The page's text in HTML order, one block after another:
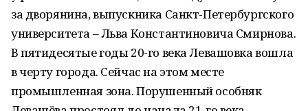
за дворянина, выпускника Санкт-Петербургского
университета – Льва Константиновича Смирнова.
В пятидесятые годы 20-го века Левашовка вошла
в черту города. Сейчас на этом месте
промышленная зона. Порушенный особняк